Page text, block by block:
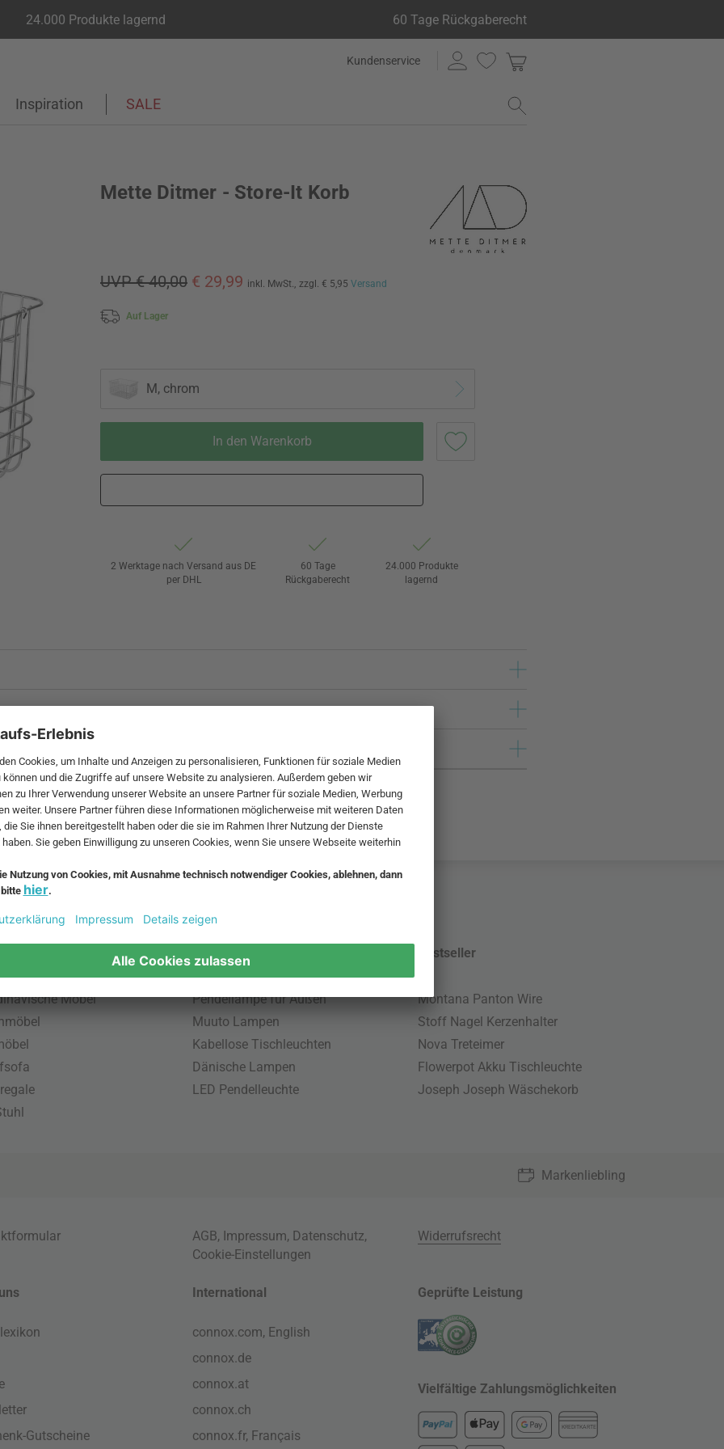
24.000 Produkte lagernd 60 Tage Rückgaberecht
Kundenservice
Inspiration SALE
Mette Ditmer - Store-It Korb
UVP € 40,00 € 29,99 inkl. MwSt., zzgl. € 5,95 Versand
Auf Lager
M, chrom
In den Warenkorb
2 Werktage nach Versand aus DE
per DHL
60 Tage
Rückgaberecht
24.000 Produkte
lagernd
und zzgl.
Möbel
Beliebte Leuchten
Pendellampe für Außen
Muuto Lampen
Kabellose Tischleuchten
Dänische Lampen
LED Pendelleuchte
Bestseller
Montana Panton Wire
Stoff Nagel Kerzenhalter
Nova Treteimer
Flowerpot Akku Tischleuchte
Joseph Joseph Wäschekorb
Markenliebling
AGB, Impressum, Datenschutz,
Cookie-Einstellungen
Widerrufsrecht
Gutscheine
International
connox.com, English
connox.de
connox.at
connox.ch
connox.fr, Français
Geprüfte Leistung
Vielfältige Zahlungsmöglichkeiten
KREDITKARTE